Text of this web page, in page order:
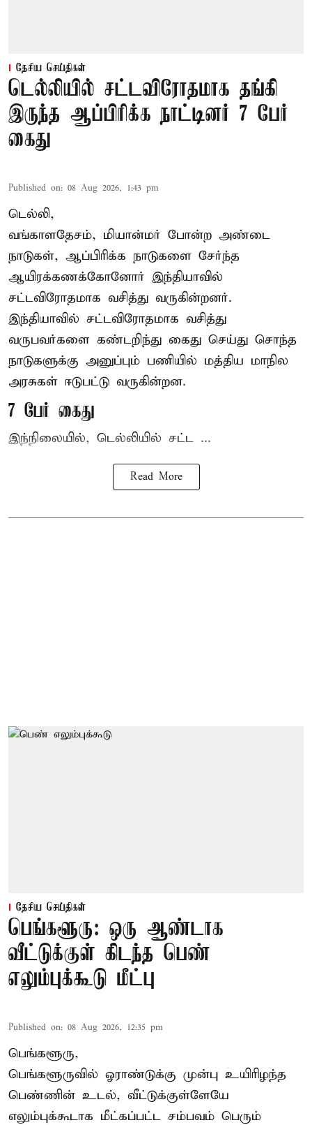
தேசிய செய்திகள்
டெல்லியில் சட்டவிரோதமாக தங்கி
இருந்த ஆப்பிரிக்க நாட்டினர் 7 பேர்
கைது
Published on: 08 Aug 2026, 1:43 pm
டெல்லி,
வங்காளதேசம், மியான்மர் போன்ற அண்டை
நாடுகள், ஆப்பிரிக்க நாடுகளை சேர்ந்த
ஆயிரக்கணக்கோனோர் இந்தியாவில்
சட்டவிரோதமாக வசித்து வருகின்றனர்.
இந்தியாவில் சட்டவிரோதமாக வசித்து
வருபவர்களை கண்டறிந்து கைது செய்து சொந்த
நாடுகளுக்கு அனுப்பும் பணியில் மத்திய மாநில
அரசுகள் ஈடுபட்டு வருகின்றன.
7 பேர் கைது
இந்நிலையில், டெல்லியில் சட்ட ...
Read More
தேசிய செய்திகள்
பெங்களூரு: ஒரு ஆண்டாக
வீட்டுக்குள் கிடந்த பெண்
எலும்புக்கூடு மீட்பு
Published on: 08 Aug 2026, 12:35 pm
பெங்களூரு,
பெங்களூருவில் ஓராண்டுக்கு முன்பு உயிரிழந்த
பெண்ணின் உடல், வீட்டுக்குள்ளேயே
எலும்புக்கூடாக மீட்கப்பட்ட சம்பவம் பெரும்